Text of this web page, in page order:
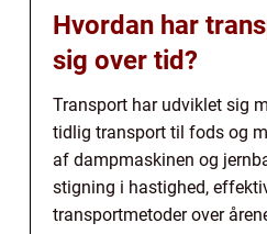
Hvordan har
sig over tid?
Transport har udviklet sig
tidlig transport til fods og
af dampmaskinen og
stigning i hastighed,
transportmetoder over